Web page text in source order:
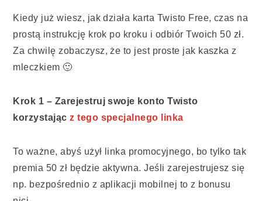
Kiedy już wiesz, jak działa karta Twisto Free, czas na
prostą instrukcję krok po kroku i odbiór Twoich 50 zł.
Za chwilę zobaczysz, że to jest proste jak kaszka z
mleczkiem 🙂
Krok 1 – Zarejestruj swoje konto Twisto
korzystającz tego specjalnego linka
To ważne, abyś użył linka promocyjnego, bo tylko tak
premia 50 zł będzie aktywna. Jeśli zarejestrujesz się
np. bezpośrednio z aplikacji mobilnej to z bonusu